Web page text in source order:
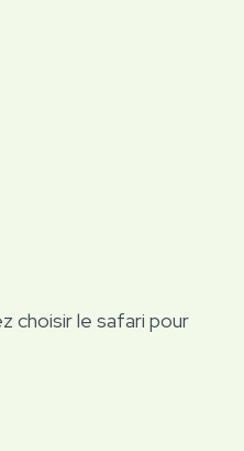
choisir le safari pour